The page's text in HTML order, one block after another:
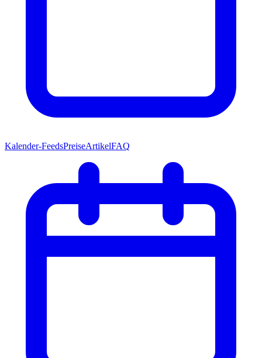
Kalender-FeedsPreiseArtikelFAQ